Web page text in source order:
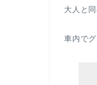
大人と同
車内で